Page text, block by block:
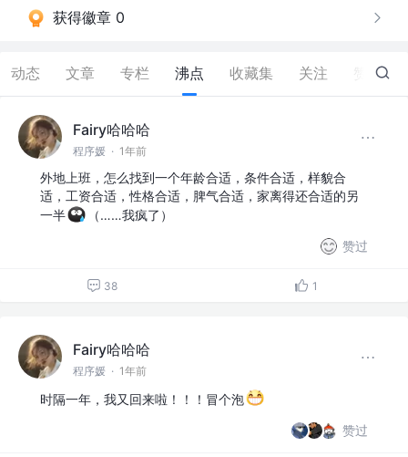
获得徽章 0
动态 文章 专栏 沸点 收藏集 关注 43
Fairy哈哈哈
程序媛 · 1年前
外地上班，怎么找到一个年龄合适，条件合适，样貌合
适，工资合适，性格合适，脾气合适，家离得还合适的另
一半
（……我疯了）
赞过
38 1
Fairy哈哈哈
程序媛 · 1年前
时隔一年，我又回来啦！！！冒个泡
赞过